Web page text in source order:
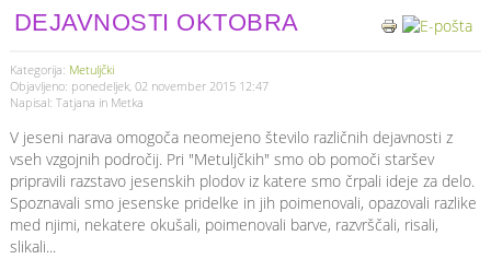
DEJAVNOSTI OKTOBRA
Kategorija: Metuljčki
Objavljeno: ponedeljek, 02 november 2015 12:47
Napisal: Tatjana in Metka
V jeseni narava omogoča neomejeno število različnih dejavnosti z
vseh vzgojnih področij. Pri "Metuljčkih" smo ob pomoči staršev
pripravili razstavo jesenskih plodov iz katere smo črpali ideje za delo.
Spoznavali smo jesenske pridelke in jih poimenovali, opazovali razlike
med njimi, nekatere okušali, poimenovali barve, razvrščali, risali,
slikali...